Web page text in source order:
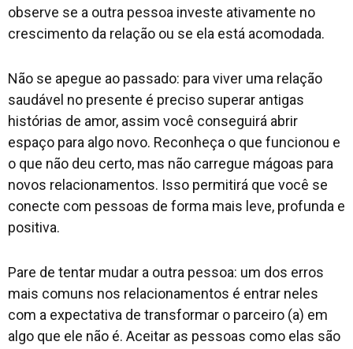
observe se a outra pessoa investe ativamente no
crescimento da relação ou se ela está acomodada.
Não se apegue ao passado: para viver uma relação
saudável no presente é preciso superar antigas
histórias de amor, assim você conseguirá abrir
espaço para algo novo. Reconheça o que funcionou e
o que não deu certo, mas não carregue mágoas para
novos relacionamentos. Isso permitirá que você se
conecte com pessoas de forma mais leve, profunda e
positiva.
Pare de tentar mudar a outra pessoa: um dos erros
mais comuns nos relacionamentos é entrar neles
com a expectativa de transformar o parceiro (a) em
algo que ele não é. Aceitar as pessoas como elas são